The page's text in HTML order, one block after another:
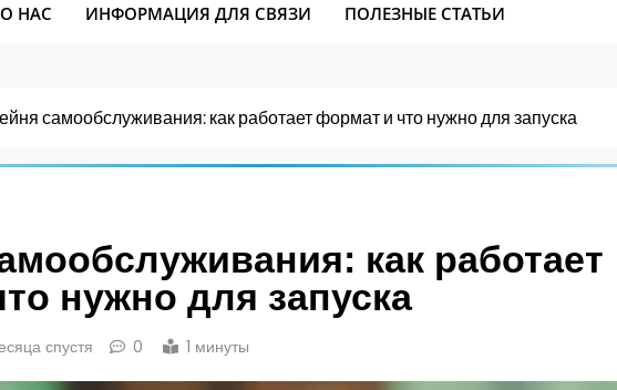
НАС ИНФОРМАЦИЯ ДЛЯ СВЯЗИ ПОЛЕЗНЫЕ СТАТЬИ
самообслуживания: как работает формат и что нужно для запуска
как работает
нужно для запуска
спустя 0 1 минуты